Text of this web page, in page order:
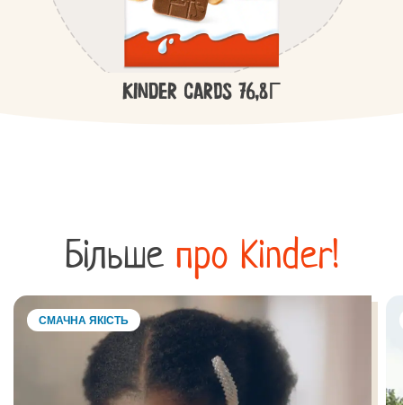
Kinder Cards 76,8Г
Більше про Kinder!
СМАЧНА ЯКІСТЬ